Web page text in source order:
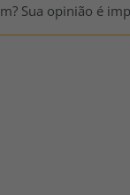
Sua opinião é